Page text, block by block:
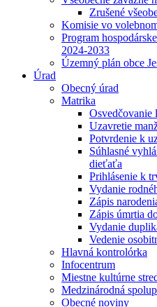
Zrušené
Komisie vo
Program
2024-2033
Územný plán obce
Úrad
Obecný úrad
Matrika
Osvedčovanie
Uzavretie
Potvrdenie k
Súhlasné
dieťaťa
Prihlásenie k
Vydanie
Zápis
Zápis úmrtia
Vydanie
Vedenie
Hlavná kontrolórka
Infocentrum
Miestne kultúrne
Medzinárodná
Obecné noviny